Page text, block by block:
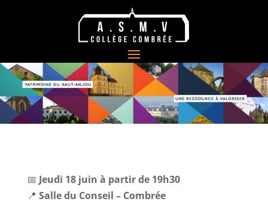
📅 Jeudi 18 juin à partir de 19h30
📍 Salle du Conseil – Combrée